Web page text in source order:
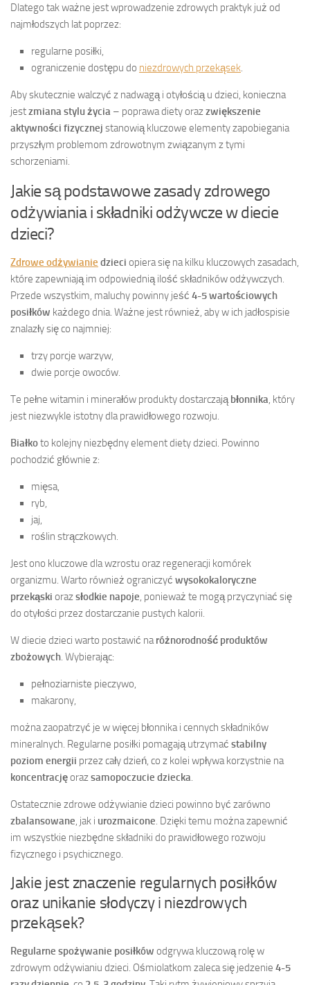
Dlatego tak ważne jest wprowadzenie zdrowych praktyk już od
najmłodszych lat poprzez:
regularne posiłki,
ograniczenie dostępu do niezdrowych przekąsek.
Aby skutecznie walczyć z nadwagą i otyłością u dzieci, konieczna
jestzmiana stylu życia – poprawa diety orazzwiększenie
aktywności fizycznej stanowią kluczowe elementy zapobiegania
przyszłym problemom zdrowotnym związanym z tymi
schorzeniami.
Jakie są podstawowe zasady zdrowego
odżywiania i składniki odżywcze w diecie
dzieci?
Zdrowe odżywianie dzieci opiera się na kilku kluczowych zasadach,
które zapewniają im odpowiednią ilość składników odżywczych.
Przede wszystkim, maluchy powinny jeść 4-5 wartościowych
posiłków każdego dnia. Ważne jest również, aby w ich jadłospisie
znalazły się co najmniej:
trzy porcje warzyw,
dwie porcje owoców.
Te pełne witamin i minerałów produkty dostarczająbłonnika, który
jest niezwykle istotny dla prawidłowego rozwoju.
Białkoto kolejny niezbędny element diety dzieci. Powinno
pochodzić głównie z:
mięsa,
ryb,
jaj,
roślin strączkowych.
Jest ono kluczowe dla wzrostu oraz regeneracji komórek
organizmu. Warto również ograniczyć wysokokaloryczne
przekąski orazsłodkie napoje, ponieważ te mogą przyczyniać się
do otyłości przez dostarczanie pustych kalorii.
W diecie dzieci warto postawić naróżnorodność produktów
zbożowych. Wybierając:
pełnoziarniste pieczywo,
makarony,
można zaopatrzyć je w więcej błonnika i cennych składników
mineralnych. Regularne posiłki pomagają utrzymać stabilny
poziom energii przez cały dzień, co z kolei wpływa korzystnie na
koncentracjęorazsamopoczucie dziecka.
Ostatecznie zdrowe odżywianie dzieci powinno być zarówno
zbalansowane, jak i urozmaicone. Dzięki temu można zapewnić
im wszystkie niezbędne składniki do prawidłowego rozwoju
fizycznego i psychicznego.
Jakie jest znaczenie regularnych posiłków
oraz unikanie słodyczy i niezdrowych
przekąsek?
Regularne spożywanie posiłków odgrywa kluczową rolę w
zdrowym odżywianiu dzieci. Ośmiolatkom zaleca się jedzenie 4-5